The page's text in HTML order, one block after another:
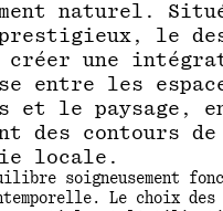
naturel.
prestigieux, le
créer une
entre les
et le paysage,
des contours
locale.
soigneusement
Le choix des